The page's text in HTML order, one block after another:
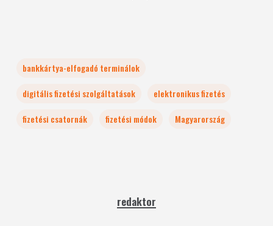
bankkártya-elfogadó terminálok
digitális fizetési szolgáltatások
elektronikus fizetés
fizetési csatornák
fizetési módok Magyarország
redaktor